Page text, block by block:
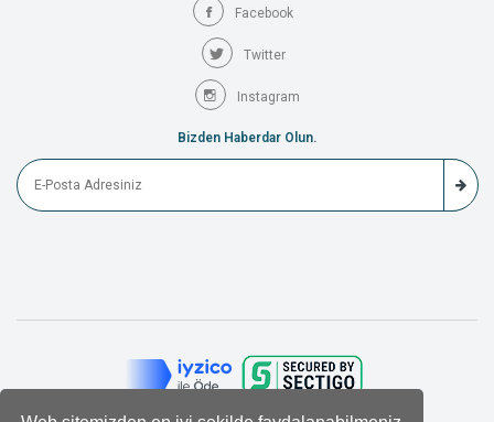
Facebook
Twitter
Instagram
Bizden Haberdar Olun.